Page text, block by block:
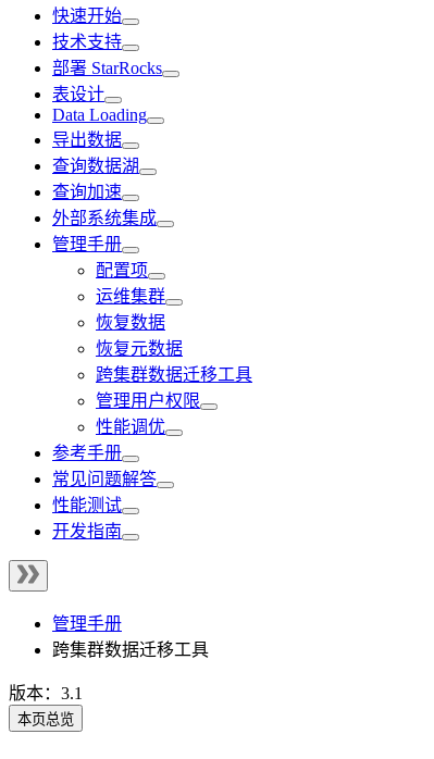
快速开始
技术支持
部署 StarRocks
表设计
Data Loading
导出数据
查询数据湖
查询加速
外部系统集成
管理手册
配置项
运维集群
恢复数据
恢复元数据
跨集群数据迁移工具
管理用户权限
性能调优
参考手册
常见问题解答
性能测试
开发指南
管理手册
跨集群数据迁移工具
版本：3.1
本页总览